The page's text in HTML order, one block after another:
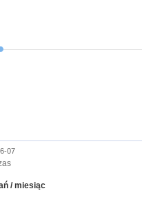
/ miesiąc
07